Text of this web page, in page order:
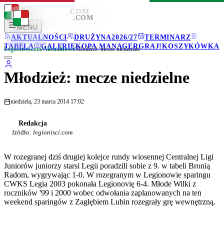
LEGIONISCI .COM
MENU
AKTUALNOŚCI
DRUŻYNA2026/27
TERMINARZ
TABELA
GALERIEKOPA MANAGERGRAJ!KOSZYKÓWKA
LEGIONISCI .COM
Legionisci.com/Aktualności/Młodzież: mecze niedzielne
Młodzież: mecze niedzielne
niedziela, 23 marca 2014 17:02
Redakcja
źródło: legionisci.com
W rozegranej dziś drugiej kolejce rundy wiosennej Centralnej Ligi
Juniorów juniorzy starsi Legii poradzili sobie z 9. w tabeli Bronią
Radom, wygrywając 1-0. W rozegranym w Legionowie sparingu
CWKS Legia 2003 pokonała Legionovię 6-4. Młode Wilki z
roczników '99 i 2000 wobec odwołania zaplanowanych na ten
weekend sparingów z Zagłębiem Lubin rozegrały grę wewnętrzną.